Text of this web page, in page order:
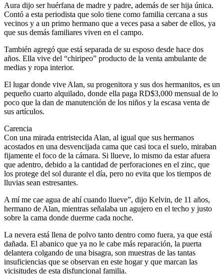
Aura dijo ser huérfana de madre y padre, además de ser hija única.
Contó a esta periodista que solo tiene como familia cercana a sus
vecinos y a un primo hermano que a veces pasa a saber de ellos, ya
que sus demás familiares viven en el campo.
También agregó que está separada de su esposo desde hace dos
años. Ella vive del “chiripeo” producto de la venta ambulante de
medias y ropa interior.
El lugar donde vive Alan, su progenitora y sus dos hermanitos, es un
pequeño cuarto alquilado, donde ella paga RD$3,000 mensual de lo
poco que la dan de manutención de los niños y la escasa venta de
sus artículos.
Carencia
Con una mirada entristecida Alan, al igual que sus hermanos
acostados en una desvencijada cama que casi toca el suelo, miraban
fijamente el foco de la cámara. Si llueve, lo mismo da estar afuera
que adentro, debido a la cantidad de perforaciones en el zinc, que
los protege del sol durante el día, pero no evita que los tiempos de
lluvias sean estresantes.
A mí me cae agua de ahí cuando llueve”, dijo Kelvin, de 11 años,
hermano de Alan, mientras señalaba un agujero en el techo y justo
sobre la cama donde duerme cada noche.
La nevera está llena de polvo tanto dentro como fuera, ya que está
dañada. El abanico que ya no le cabe más reparación, la puerta
delantera colgando de una bisagra, son muestras de las tantas
insuficiencias que se observan en este hogar y que marcan las
vicisitudes de esta disfuncional familia.